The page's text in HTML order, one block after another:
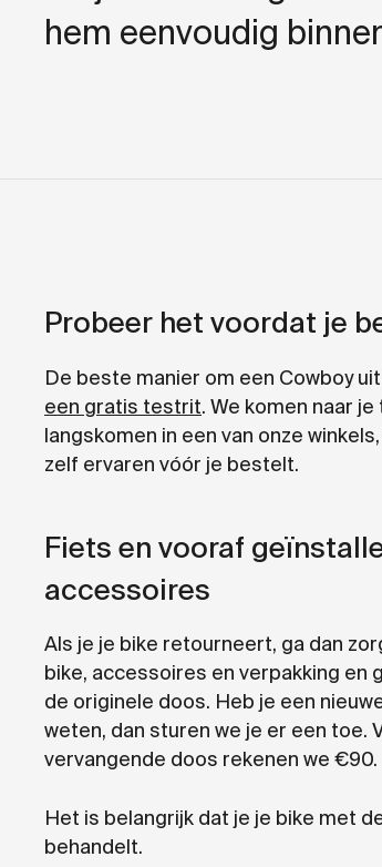
hem eenvoudig
Probeer het voordat je
De beste manier om een Cowboy
een gratis testrit. We komen naar
langskomen in een van onze
zelf ervaren vóór je bestelt.
Fiets en vooraf
accessoires
Als je je bike retourneert, ga dan
bike, accessoires en verpakking en
de originele doos. Heb je een
weten, dan sturen we je er een toe.
vervangende doos rekenen we €90.
Het is belangrijk dat je je bike met
behandelt.